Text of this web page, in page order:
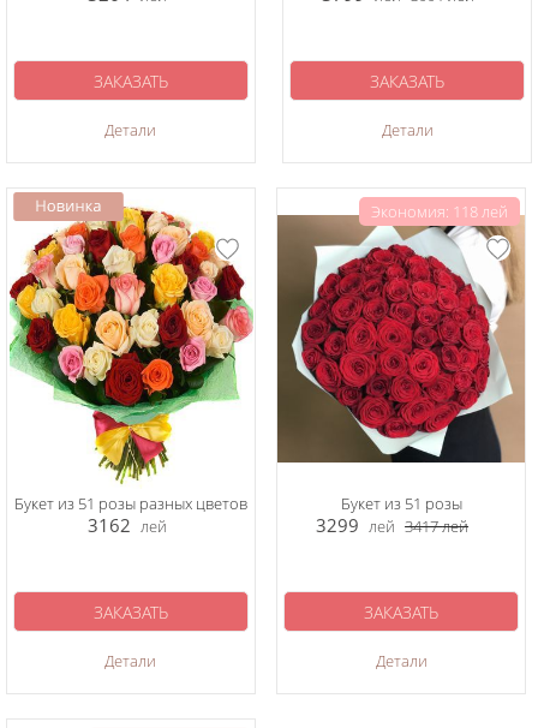
Детали
ЗАКАЗАТЬ
Детали
ЗАКАЗАТЬ
Букет из 51 розы разных цветов
3162 лей
Детали
ЗАКАЗАТЬ
Экономия: 118 лей
Букет из 51 розы
3299 лей 3417лей
Детали
ЗАКАЗАТЬ